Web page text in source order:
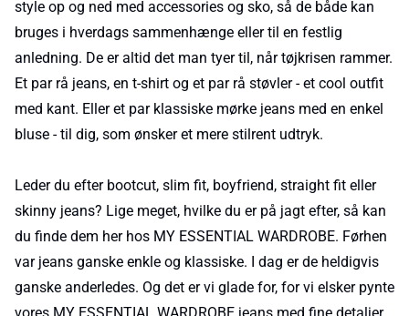
style op og ned med accessories og sko, så de både kan
bruges i hverdags sammenhænge eller til en festlig
anledning. De er altid det man tyer til, når tøjkrisen rammer.
Et par rå jeans, en t-shirt og et par rå støvler - et cool outfit
med kant. Eller et par klassiske mørke jeans med en enkel
bluse - til dig, som ønsker et mere stilrent udtryk.
Leder du efter bootcut, slim fit, boyfriend, straight fit eller
skinny jeans? Lige meget, hvilke du er på jagt efter, så kan
du finde dem her hos MY ESSENTIAL WARDROBE. Førhen
var jeans ganske enkle og klassiske. I dag er de heldigvis
ganske anderledes. Og det er vi glade for, for vi elsker pynte